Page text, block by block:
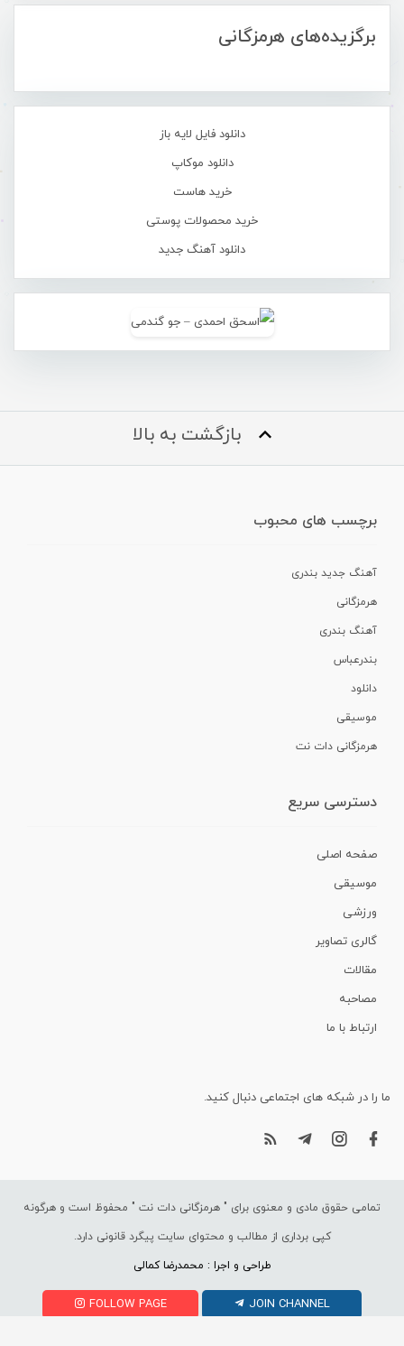
برگزیده‌های هرمزگانی
دانلود فایل لایه باز
دانلود موکاپ
خرید هاست
خرید محصولات پوستی
دانلود آهنگ جدید
بازگشت به بالا
برچسب های محبوب
آهنگ جدید بندری
هرمزگانی
آهنگ بندری
بندرعباس
دانلود
موسیقی
هرمزگانی دات نت
دسترسی سریع
صفحه اصلی
موسیقی
ورزشی
گالری تصاویر
مقالات
مصاحبه
ارتباط با ما
ما را در شبکه های اجتماعی دنبال کنید.
تمامی حقوق مادی و معنوی برای " هرمزگانی دات نت " محفوظ است و هرگونه
کپی برداری از مطالب و محتوای سایت پیگرد قانونی دارد.
طراحی و اجرا : محمدرضا کمالی
FOLLOW PAGE JOIN CHANNEL